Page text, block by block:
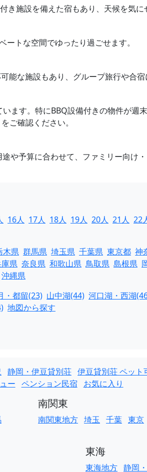
施設を備えた宿もあり、天候を気に
トな空間でゆったり過ごせます。
な施設もあり、グループ旅行や合宿
ます。特にBBQ設備付きの物件が週
ご確認ください。
や予算に合わせて、ファミリー向け
16人 17人 18人 19人 20人 21人 22
木県 群馬県 埼玉県 千葉県 東京都 神
県 奈良県 和歌山県 鳥取県 島根県
沖縄県
・都留(23) 山中湖(44) 河口湖・西湖
地図から探す
静岡・伊豆貸別荘 伊豆貸別荘 ペット
ー ペンション民宿 お気に入り
南関東
南関東地方 埼玉 千葉 東京
東海
東海地方 静岡